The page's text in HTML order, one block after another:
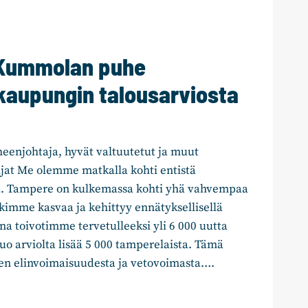
puhe
talousarviosta
hyvät valtuutetut ja muut
Me olemme matkalla kohti entistä
Tampere on kulkemassa kohti yhä vahvempaa
kasvaa ja kehittyy ennätyksellisellä
toivotimme tervetulleeksi yli 6 000 uutta
arviolta lisää 5 000 tamperelaista. Tämä
elinvoimaisuudesta ja vetovoimasta….